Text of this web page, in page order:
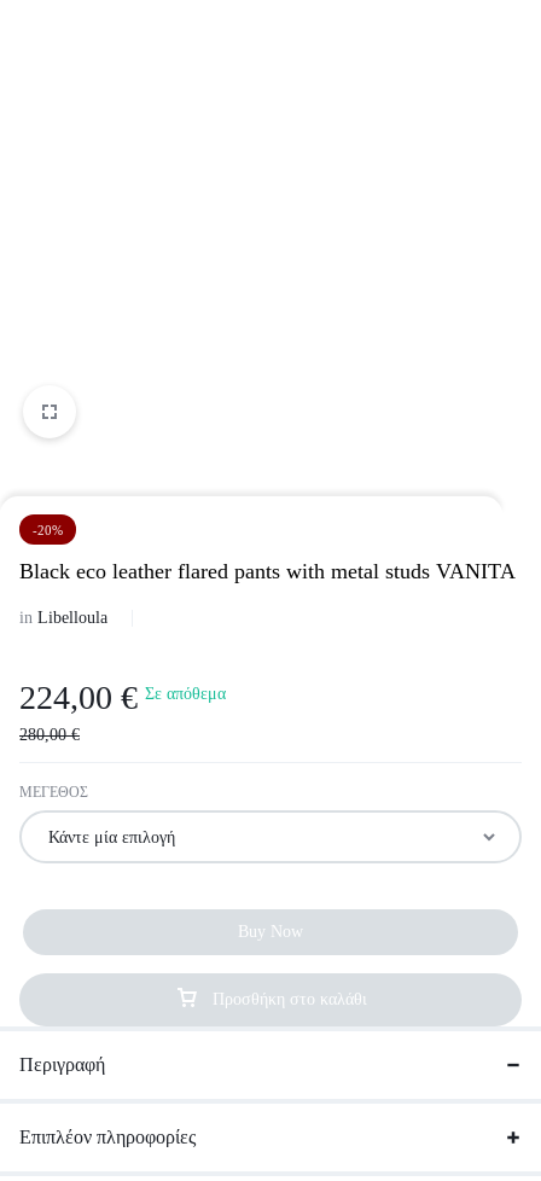
-20%
Black eco leather flared pants with metal studs VANITA
in Libelloula
224,00 €
280,00€
Σε απόθεμα
ΜΕΓΕΘΟΣ
Προσθήκη στο καλάθι
Buy Now
Περιγραφή
Επιπλέον πληροφορίες